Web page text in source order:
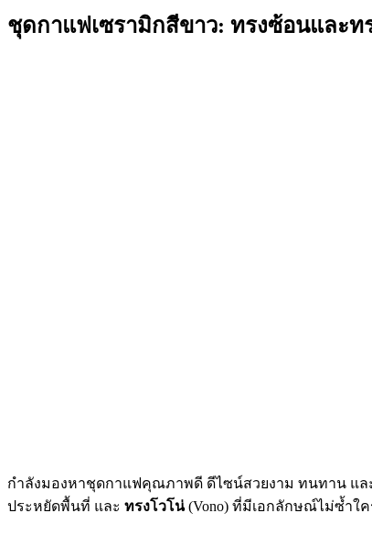
ชุดกาแฟเซรามิกสีขาว: ทรงซ้อนและ
กำลังมองหาชุดกาแฟคุณภาพดี ดีไซน์สวยงาม ทนทาน แ
ประหยัดพื้นที่ และ ทรงโวโน่(Vono) ที่มีเอกลักษณ์ไม่ซ้ำใค